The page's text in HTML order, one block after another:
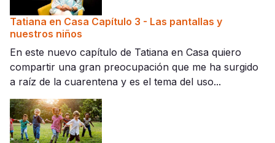
Tatiana en Casa Capítulo 3 - Las pantallas y
nuestros niños
En este nuevo capítulo de Tatiana en Casa quiero
compartir una gran preocupación que me ha surgido
a raíz de la cuarentena y es el tema del uso...